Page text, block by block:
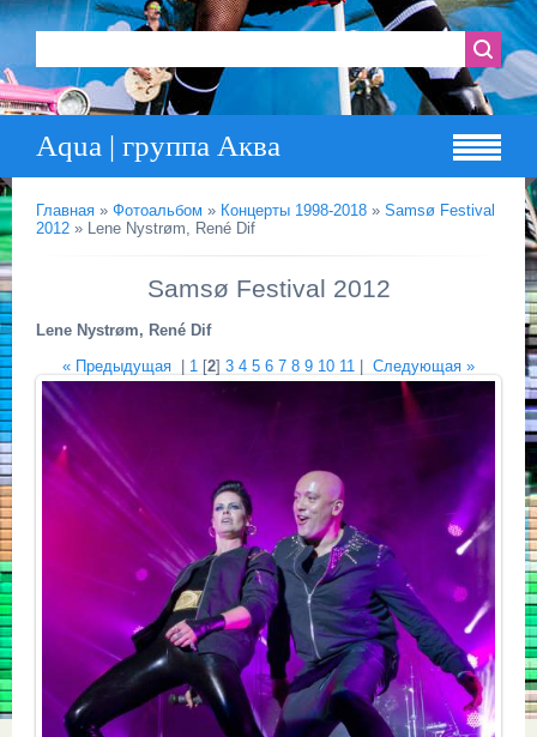
Aqua | группа Аква
Главная » Фотоальбом » Концерты 1998-2018 » Samsø Festival
2012 » Lene Nystrøm, René Dif
Samsø Festival 2012
Lene Nystrøm, René Dif
« Предыдущая
1 [2] 3 4 5 6 7 8 9 10 11 Следующая »